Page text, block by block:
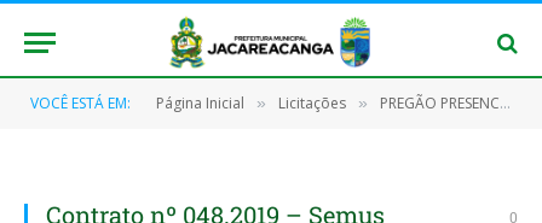
VOCÊ ESTÁ EM: Página Inicial » Licitações » PREGÃO PRESENCIAL Nº 028/2018 – SRP
Contrato nº 048.2019 – Semus
0